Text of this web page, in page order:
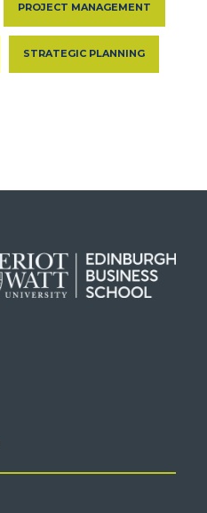
PROJECT MANAGEMENT
STRATEGIC PLANNING